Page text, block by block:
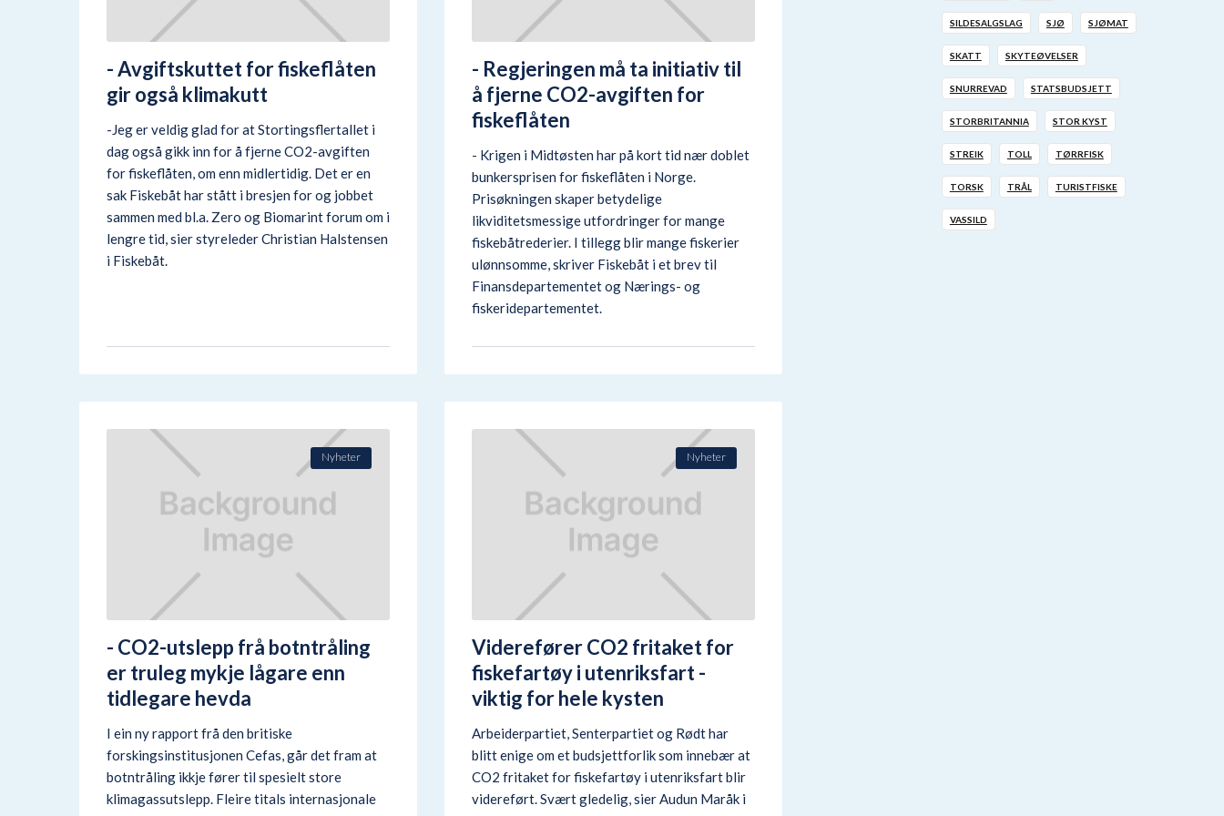
- Avgiftskuttet for fiskeflåten
gir også klimakutt
-Jeg er veldig glad for at Stortingsflertallet i
dag også gikk inn for å fjerne CO2-avgiften
for fiskeflåten, om enn midlertidig. Det er en
sak Fiskebåt har stått i bresjen for og jobbet
sammen med bl.a. Zero og Biomarint forum om i
lengre tid, sier styreleder Christian Halstensen
i Fiskebåt.
- Regjeringen må ta initiativ til
å fjerne CO2-avgiften for
fiskeflåten
- Krigen i Midtøsten har på kort tid nær doblet
bunkersprisen for fiskeflåten i Norge.
Prisøkningen skaper betydelige
likviditetsmessige utfordringer for mange
fiskebåtrederier. I tillegg blir mange fiskerier
ulønnsomme, skriver Fiskebåt i et brev til
Finansdepartementet og Nærings- og
fiskeridepartementet.
Nyheter
- CO2-utslepp frå botntråling
er truleg mykje lågare enn
tidlegare hevda
I ein ny rapport frå den britiske
forskingsinstitusjonen Cefas, går det fram at
botntråling ikkje fører til spesielt store
klimagassutslepp. Fleire titals internasjonale
Nyheter
Viderefører CO2 fritaket for
fiskefartøy i utenriksfart -
viktig for hele kysten
Arbeiderpartiet, Senterpartiet og Rødt har
blitt enige om et budsjettforlik som innebær at
CO2 fritaket for fiskefartøy i utenriksfart blir
videreført. Svært gledelig, sier Audun Maråk i
SILDESALGSLAG SJØ SJØMAT
SKATT SKYTEØVELSER
SNURREVAD STATSBUDSJETT
STORBRITANNIA STOR KYST
STREIK TOLL TØRRFISK
TORSK TRÅL TURISTFISKE
VASSILD